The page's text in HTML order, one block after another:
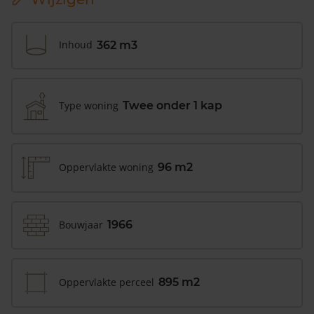
Inhoud 362 m3
Type woning Twee onder 1 kap
Oppervlakte woning 96 m2
Bouwjaar 1966
Oppervlakte perceel 895 m2